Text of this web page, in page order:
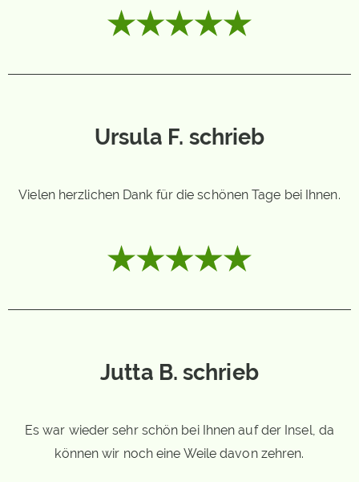
Ursula F. schrieb
Vielen herzlichen Dank für die schönen Tage bei Ihnen.
Jutta B. schrieb
Es war wieder sehr schön bei Ihnen auf der Insel, da
können wir noch eine Weile davon zehren.